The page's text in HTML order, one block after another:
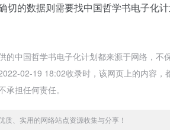
切的数据则需要找中国哲学书电子化
的中国哲学书电子化计划都来源于网络，
02-19 18:02收录时，该网页上的内容
承担任何责任。
质、实用的网络站点资源收集与分享！